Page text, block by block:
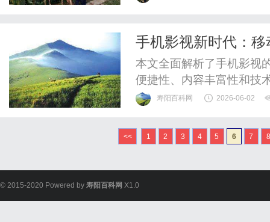
手机影视新时代：
析
本文全面解析了手机影视
便捷性、内容丰富性和技
的美好未来。
寿阳百科网 2026-06-02
<< 1 2 3 4 5 6 7 8
© 2015-2020 Powered by 寿阳百科网 X1.0